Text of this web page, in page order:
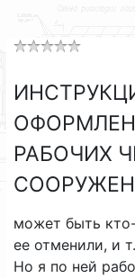
РАБОЧИХ
может быть
ее отменили, и
Но я по ней